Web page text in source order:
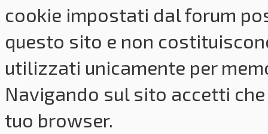
cookie impostati dal forum
questo sito e non
utilizzati unicamente per
Navigando sul sito accetti
tuo browser.